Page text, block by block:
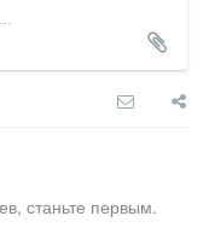
станьте первым.